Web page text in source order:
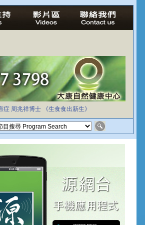
症 周兆祥博士 《生食食出新生》